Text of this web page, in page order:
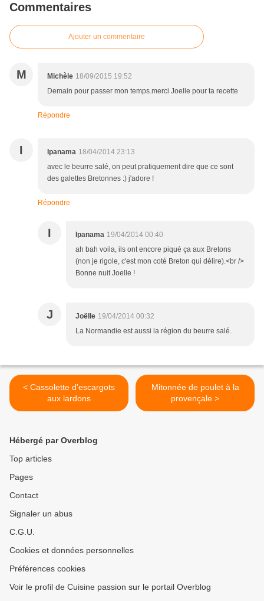
Commentaires
Ajouter un commentaire
M Michèle 18/09/2015 19:52
Demain pour passer mon temps.merci Joelle pour ta recette
Répondre
I Ipanama 18/04/2014 23:13
avec le beurre salé, on peut pratiquement dire que ce sont
des galettes Bretonnes :) j'adore !
Répondre
I Ipanama 19/04/2014 00:40
ah bah voila, ils ont encore piqué ça aux Bretons
(non je rigole, c'est mon coté Breton qui délire).<br />
Bonne nuit Joelle !
J Joëlle 19/04/2014 00:32
La Normandie est aussi la région du beurre salé.
< Cassolette d'escargots
aux lardons
Mitonnée de poulet à la
provençale >
Hébergé par Overblog
Top articles
Pages
Contact
Signaler un abus
C.G.U.
Cookies et données personnelles
Préférences cookies
Voir le profil de Cuisine passion sur le portail Overblog